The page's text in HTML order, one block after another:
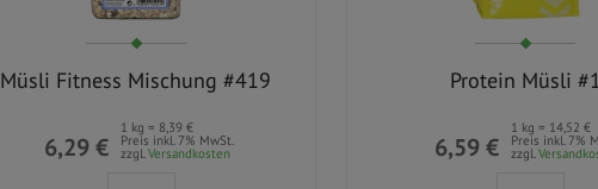
Müsli Fitness Mischung #419
6,29 €
1 kg = 8,39 €
Preis inkl. 7% MwSt.
zzgl.Versandkosten
Protein Müsli
6,59 €
1 kg = 14,52 €
Preis inkl. 7%
zzgl.